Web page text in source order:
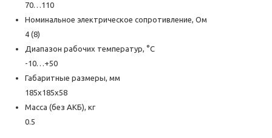
70…110
Номинальное электрическое сопротивление, Ом
4 (8)
Диапазон рабочих температур, °С
-10…+50
Габаритные размеры, мм
185х185х58
Масса (без АКБ), кг
0.5